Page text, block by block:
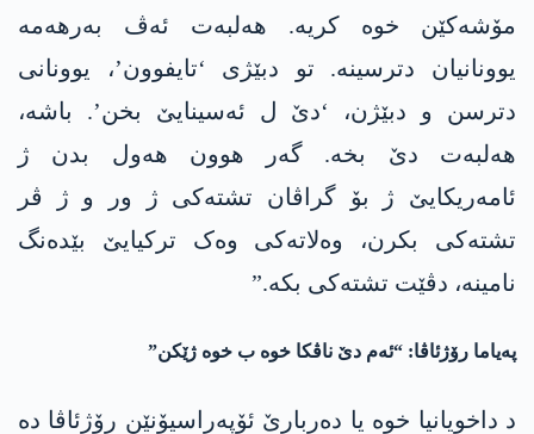
مۆشەکێن خوە کریە. ھەلبەت ئەڤ بەرهەمە
یوونانیان دترسینە. تو دبێژی ‘تایفوون’، یوونانی
دترسن و دبێژن، ‘دێ ل ئەسینایێ بخن’. باشە،
ھەلبەت دێ بخە. گەر ھوون ھەول بدن ژ
ئامەریکایێ ژ بۆ گراڤان تشتەکی ژ ور و ژ ڤر
تشتەکی بکرن، وەلاتەکی وەک ترکیایێ بێدەنگ
نامینە، دڤێت تشتەکی بکە.”
پەیاما رۆژئاڤا: “ئەم دێ ناڤکا خوە ب خوە ژێکن”
د داخویانیا خوە یا دەربارێ ئۆپەراسیۆنێن رۆژئاڤا دە